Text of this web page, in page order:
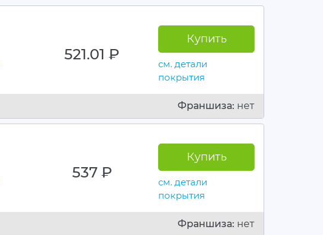
521.01руб.
Купить
см. детали
покрытия
Франшиза: нет
537 руб.
Купить
см. детали
покрытия
Франшиза: нет